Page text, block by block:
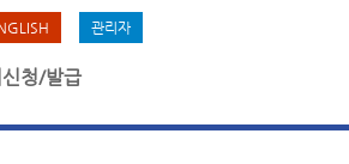
관리자
청/발급